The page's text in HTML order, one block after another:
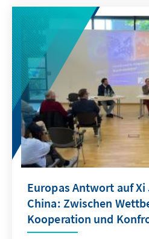
AFOS‑Stiftung für
Socialis – Vereinigung zur
Christlichen
organisiert wurde. Vor
geopolitischer
Haushaltsmittel
und Vertreter aus Politik,
Wirtschaft und
Herausforderungen und
deutschen
Europas Antwort auf
China: Zwischen
Kooperation und